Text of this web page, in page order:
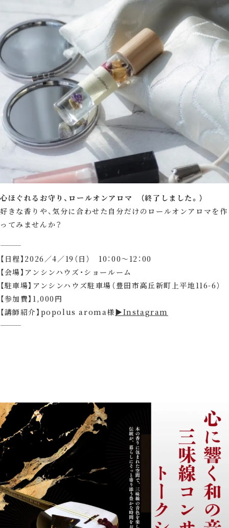
心ほぐれるお守り、ロールオンアロマ （終了しました。）
好きな香りや、気分に合わせた自分だけのロールオンアロマを作
ってみませんか？
⸻
【日程】2026／4／19（日） 10：00～12：00
【会場】アンシンハウズ・ショールーム
【駐車場】アンシンハウズ駐車場（豊田市高丘新町上平地116-6）
【参加費】1,000円
【講師紹介】popolus aroma様▶Instagram
⸻